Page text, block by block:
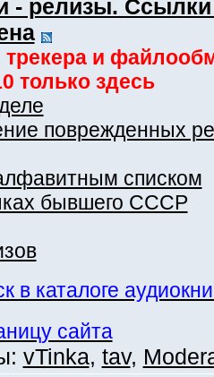
- релизы. Ссылки
и
только здесь
поврежденных
списком
бывшего СССР
в каталоге
сайта
vTinka, tav,